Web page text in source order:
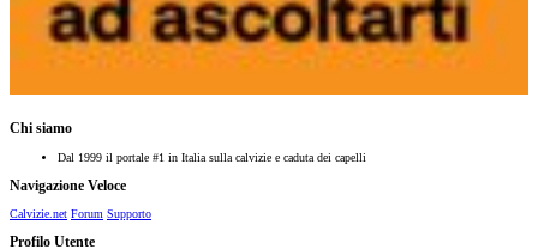
Chi siamo
Dal 1999 il portale #1 in Italia sulla calvizie e caduta dei capelli
Navigazione Veloce
Calvizie.net Forum Supporto
Profilo Utente